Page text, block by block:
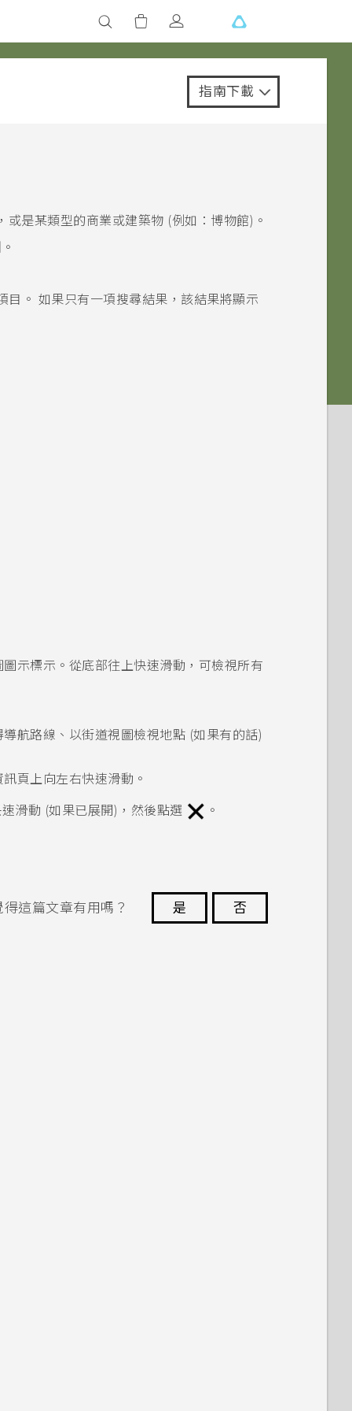
指南下載
或是某類型的商業或建築物 (例如：博物館)。
。
目。 如果只有一項搜尋結果，該結果將顯示
示標示。從底部往上快速滑動，可檢視所有
航路線、以街道視圖檢視地點 (如果有的話)
頁上向左右快速滑動。
滑動 (如果已展開)，然後點選 。
得這篇文章有用嗎？ 是
否